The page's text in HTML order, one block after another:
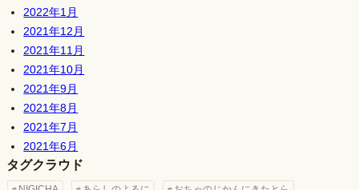
2022年1月
2021年12月
2021年11月
2021年10月
2021年9月
2021年8月
2021年7月
2021年6月
タグクラウド